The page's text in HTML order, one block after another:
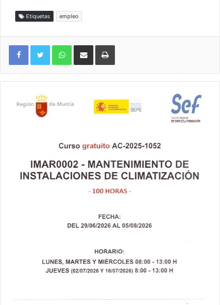
Etiquetas empleo
WhatsAppCompartir por correo electrónicoImprimir